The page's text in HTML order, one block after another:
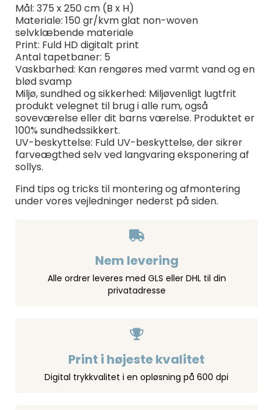
Mål: 375 x 250 cm (B x H)
Materiale: 150 gr/kvm glat non-woven
selvklæbende materiale
Print: Fuld HD digitalt print
Antal tapetbaner: 5
Vaskbarhed: Kan rengøres med varmt vand og en
blød svamp
Miljø, sundhed og sikkerhed: Miljøvenligt lugtfrit
produkt velegnet til brug i alle rum, også
soveværelse eller dit barns værelse. Produktet er
100% sundhedssikkert.
UV-beskyttelse: Fuld UV-beskyttelse, der sikrer
farveægthed selv ved langvaring eksponering af
sollys.
Find tips og tricks til montering og afmontering
under vores vejledninger nederst på siden.
Nem levering
Alle ordrer leveres med GLS eller DHL til din
privatadresse
Print i højeste kvalitet
Digital trykkvalitet i en opløsning på 600 dpi